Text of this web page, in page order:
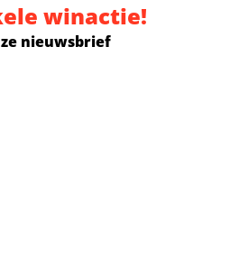
winactie!
nieuwsbrief